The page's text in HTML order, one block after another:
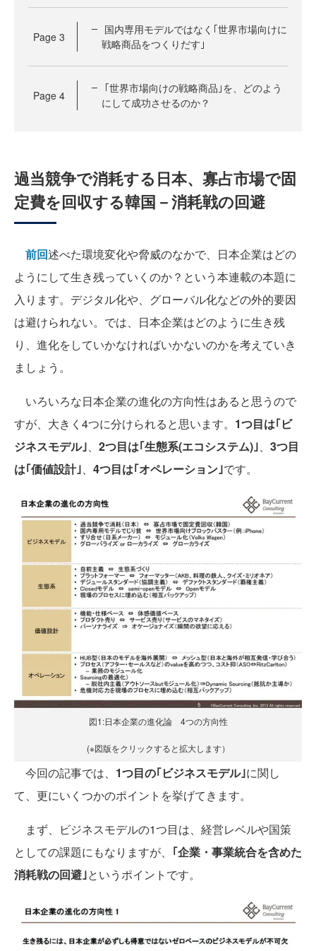
Page 3
国内専用モデルではなく｢世界市場向けに
戦略商品をつくりだす｣
Page 4
｢世界市場向けの戦略商品｣を、どのよう
にして成功させるのか？
過当競争で消耗する日本、寡占市場で固
定費を回収する韓国－消耗戦の回避
前回述べた環境変化や脅威のなかで、日本企業はどの
ようにして生き残っていくのか？という本連載の本題に
入ります。デジタル化や、グローバル化などの外的要因
は避けられない。では、日本企業はどのように生き残
り、進化をしていかなければいかないのかを考えていき
ましょう。
いろいろな日本企業の進化の方向性はあると思うので
すが、大きく4つに分けられると思います。 1つ目は｢ビ
ジネスモデル｣、 2つ目は｢生態系(エコシステム)｣、 3つ目
は｢価値設計｣、 4つ目は｢オペレーション｣です。
図1:日本企業の進化論 4つの方向性
(※図版をクリックすると拡大します）
今回の記事では、 1つ目の｢ビジネスモデル｣に関し
て、更にいくつかのポイントを挙げてきます。
まず、ビジネスモデルの1つ目は、経営レベルや国策
としての課題にもなりますが、 ｢企業・事業統合を含めた
消耗戦の回避｣というポイントです。